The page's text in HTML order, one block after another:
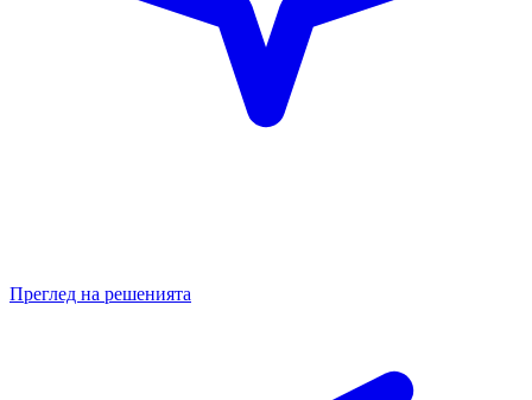
Преглед на решенията